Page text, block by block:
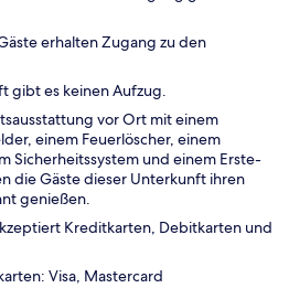
erhalten Zugang zu den
gibt es keinen Aufzug.
vor Ort mit einem
einem Feuerlöscher, einem
Sicherheitssystem und einem Erste-
die Gäste dieser Unterkunft ihren
genießen.
Kreditkarten, Debitkarten und
Visa, Mastercard